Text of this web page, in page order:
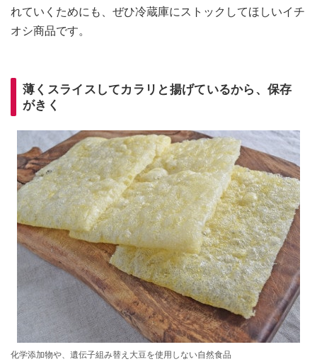
れていくためにも、ぜひ冷蔵庫にストックしてほしいイチ
オシ商品です。
薄くスライスしてカラリと揚げているから、保存
がきく
化学添加物や、遺伝子組み替え大豆を使用しない自然食品